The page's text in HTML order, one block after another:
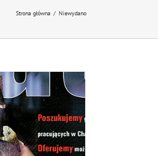
Strona główna / Niewydano